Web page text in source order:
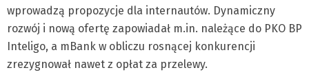
wprowadzą propozycje dla internautów. Dynamiczny
rozwój i nową ofertę zapowiadał m.in. należące do PKO BP
Inteligo, a mBank w obliczu rosnącej konkurencji
zrezygnował nawet z opłat za przelewy.